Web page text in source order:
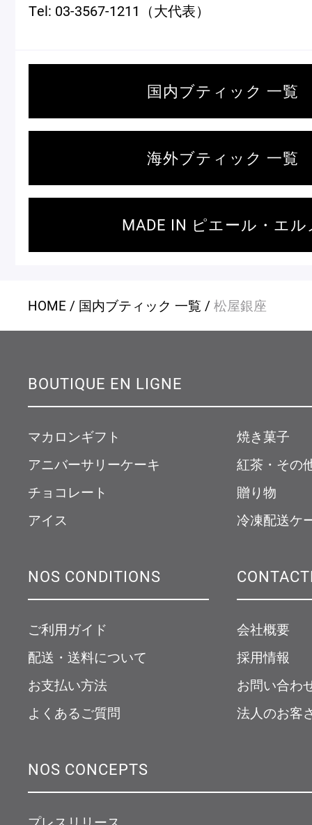
＜麻布台ヒルズ＞
ピエール・エルメ・パリ
ピエール・エルメについて ブラン
Nos adresses
ガイド
ログイン
ショッピングバッグ
Tel: 03-3567-1211（大代表）
国内ブティック 一覧
海外ブティック 一覧
MADE IN ピエール・エル
HOME 国内ブティック 一覧 松屋銀座
BOUTIQUE EN LIGNE
マカロンギフト
アニバーサリーケーキ
チョコレート
アイス
焼き菓子
紅茶・その
贈り物
冷凍配送ケ
NOS CONDITIONS
ご利用ガイド
配送・送料について
お支払い方法
よくあるご質問
会社概要
採用情報
お問い合わ
法人のお客
NOS CONCEPTS